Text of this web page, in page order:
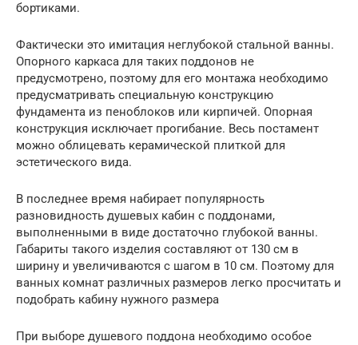
бортиками.
Фактически это имитация неглубокой стальной ванны.
Опорного каркаса для таких поддонов не
предусмотрено, поэтому для его монтажа необходимо
предусматривать специальную конструкцию
фундамента из пеноблоков или кирпичей. Опорная
конструкция исключает прогибание. Весь постамент
можно облицевать керамической плиткой для
эстетического вида.
В последнее время набирает популярность
разновидность душевых кабин с поддонами,
выполненными в виде достаточно глубокой ванны.
Габариты такого изделия составляют от 130 см в
ширину и увеличиваются с шагом в 10 см. Поэтому для
ванных комнат различных размеров легко просчитать и
подобрать кабину нужного размера
При выборе душевого поддона необходимо особое